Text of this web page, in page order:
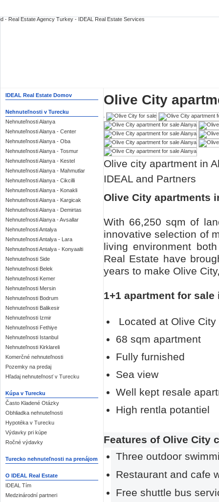
IDEAL Real Estate Domov
Nehnuteľnosti v Turecku
Nehnuteľnosti Alanya
Nehnuteľnosti Alanya - Center
Nehnuteľnosti Alanya - Oba
Nehnuteľnosti Alanya - Tosmur
Nehnuteľnosti Alanya - Kestel
Nehnuteľnosti Alanya - Mahmutlar
Nehnuteľnosti Alanya - Cikcilli
Nehnuteľnosti Alanya - Konakli
Nehnuteľnosti Alanya - Kargicak
Nehnuteľnosti Alanya - Demirtas
Nehnuteľnosti Alanya - Avsallar
Nehnuteľnosti Antalya
Nehnuteľnosti Antalya - Lara
Nehnuteľnosti Antalya - Konyaalti
Nehnuteľnosti Side
Nehnuteľnosti Belek
Nehnuteľnosti Kemer
Nehnuteľnosti Mersin
Nehnuteľnosti Bodrum
Nehnuteľnosti Balikesir
Nehnuteľnosti Izmir
Nehnuteľnosti Fethiye
Nehnuteľnosti Istanbul
Nehnuteľnosti Kirklareli
Komerčné nehnuteľnosti
Pozemky na predaj
Hľadaj nehnuteľnosť v Turecku
Kúpa v Turecku
Často Kladené Otázky
Obhliadka nehnuteľnosti
Hypotéka v Turecku
Výdavky pri kúpe
Ročné výdavky
Turecko nehnuteľnosti na prenájom
O IDEAL Real Estate
IDEAL Tím
Medzinárodní partneri
Olive City
Olive city apartment in
IDEAL and Partners
Olive City apartments
With 66,250 sqm of
innovative selection of
living environment
Real Estate have
years to make Olive
1+1 apartment for sale
Located at Olive
68 sqm apartment
Fully furnished
Sea view
Well kept resale
High rentla potantiel
Features of Olive City
Three outdoor
Restaurant and cafe
Free shuttle bus